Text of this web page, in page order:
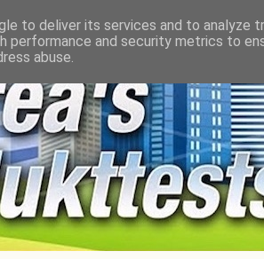
to deliver its services and to analyze
performance and security metrics to
abuse.